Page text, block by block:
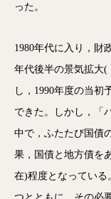
った。
1980年代に入り，財
年代後半の景気拡大
し，1990年度の当初
できた。しかし，「
中で，ふたたび国債
果，国債と地方債を
在)程度となっている